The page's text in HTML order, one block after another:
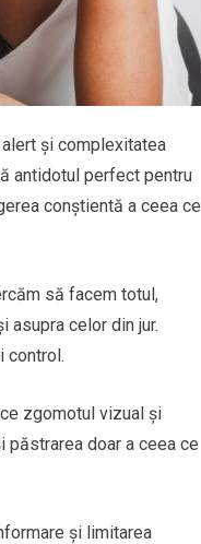
și complexitatea
antidotul perfect pentru
conștientă a ceea ce
să facem totul,
asupra celor din jur.
control.
zgomotul vizual și
păstrarea doar a ceea ce
și limitarea